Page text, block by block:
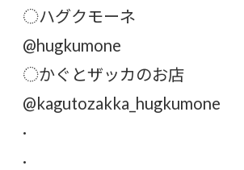
︎︎◌ハグクモーネ
@hugkumone
︎︎◌かぐとザッカのお店
@kagutozakka_hugkumone
·
·